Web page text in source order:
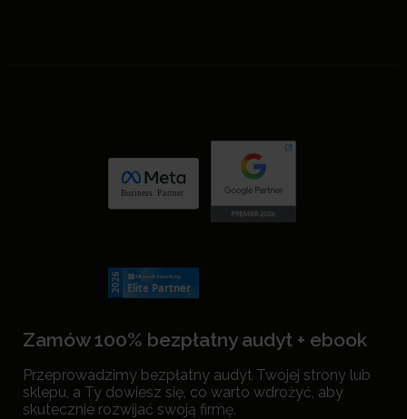
Zamów 100% bezpłatny audyt + ebook
Przeprowadzimy bezpłatny audyt Twojej strony lub
sklepu, a Ty dowiesz się, co warto wdrożyć, aby
skutecznie rozwijać swoją firmę.